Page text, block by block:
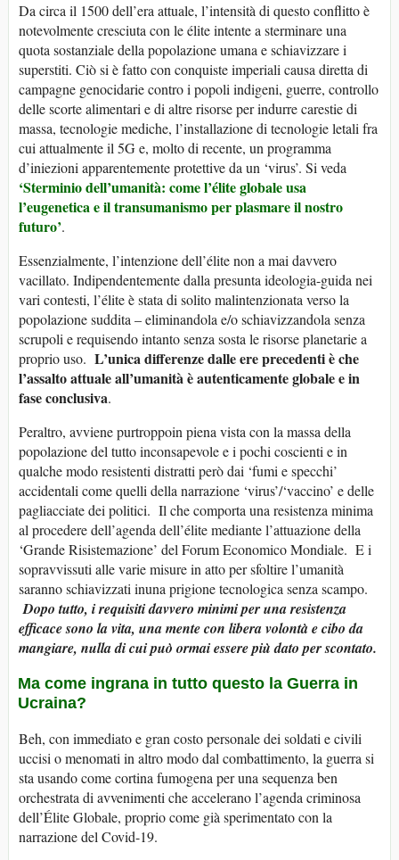
Da circa il 1500 dell’era attuale, l’intensità di questo conflitto è
notevolmente cresciuta con le élite intente a sterminare una
quota sostanziale della popolazione umana e schiavizzare i
superstiti. Ciò si è fatto con conquiste imperiali causa diretta di
campagne genocidarie contro i popoli indigeni, guerre, controllo
delle scorte alimentari e di altre risorse per indurre carestie di
massa, tecnologie mediche, l’installazione di tecnologie letali fra
cui attualmente il 5G e, molto di recente, un programma
d’iniezioni apparentemente protettive da un ‘virus’. Si veda
‘Sterminio dell’umanità: come l’élite globale usa
l’eugenetica e il transumanismo per plasmare il nostro
futuro’.
Essenzialmente, l’intenzione dell’élite non a mai davvero
vacillato. Indipendentemente dalla presunta ideologia-guida nei
vari contesti, l’élite è stata di solito malintenzionata verso la
popolazione suddita – eliminandola e/o schiavizzandola senza
scrupoli e requisendo intanto senza sosta le risorse planetarie a
proprio uso. L’unica differenze dalle ere precedenti è che
l’assalto attuale all’umanità è autenticamente globale e in
fase conclusiva.
Peraltro, avviene purtroppoin piena vista con la massa della
popolazione del tutto inconsapevole e i pochi coscienti e in
qualche modo resistenti distratti però dai ‘fumi e specchi’
accidentali come quelli della narrazione ‘virus’/‘vaccino’ e delle
pagliacciate dei politici. Il che comporta una resistenza minima
al procedere dell’agenda dell’élite mediante l’attuazione della
‘Grande Risistemazione’ del Forum Economico Mondiale. E i
sopravvissuti alle varie misure in atto per sfoltire l’umanità
saranno schiavizzati inuna prigione tecnologica senza scampo.
Dopo tutto, i requisiti davvero minimi per una resistenza
efficace sono la vita, una mente con libera volontà e cibo da
mangiare, nulla di cui può ormai essere più dato per scontato.
Ma come ingrana in tutto questo la Guerra in
Ucraina?
Beh, con immediato e gran costo personale dei soldati e civili
uccisi o menomati in altro modo dal combattimento, la guerra si
sta usando come cortina fumogena per una sequenza ben
orchestrata di avvenimenti che accelerano l’agenda criminosa
dell’Élite Globale, proprio come già sperimentato con la
narrazione del Covid-19.